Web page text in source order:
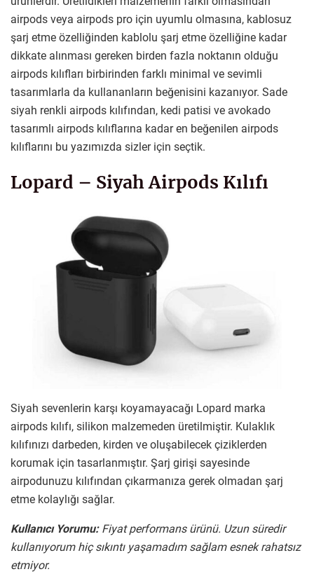
airpods veya airpods pro için uyumlu olmasına, kablosuz
şarj etme özelliğinden kablolu şarj etme özelliğine kadar
dikkate alınması gereken birden fazla noktanın olduğu
airpods kılıfları birbirinden farklı minimal ve sevimli
tasarımlarla da kullananların beğenisini kazanıyor. Sade
siyah renkli airpods kılıfından, kedi patisi ve avokado
tasarımlı airpods kılıflarına kadar en beğenilen airpods
kılıflarını bu yazımızda sizler için seçtik.
Lopard – Siyah Airpods Kılıfı
Siyah sevenlerin karşı koyamayacağı Lopard marka
airpods kılıfı, silikon malzemeden üretilmiştir. Kulaklık
kılıfınızı darbeden, kirden ve oluşabilecek çiziklerden
korumak için tasarlanmıştır. Şarj girişi sayesinde
airpodunuzu kılıfından çıkarmanıza gerek olmadan şarj
etme kolaylığı sağlar.
Kullanıcı Yorumu: Fiyat performans ürünü. Uzun süredir
kullanıyorum hiç sıkıntı yaşamadım sağlam esnek rahatsız
etmiyor.